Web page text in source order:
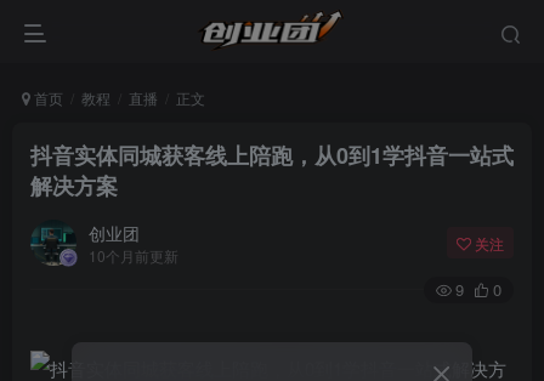
首页 教程 直播 正文
抖音实体同城获客线上陪跑，从0到1学抖音一站式
解决方案
创业团
10个月前更新
关注
9 0